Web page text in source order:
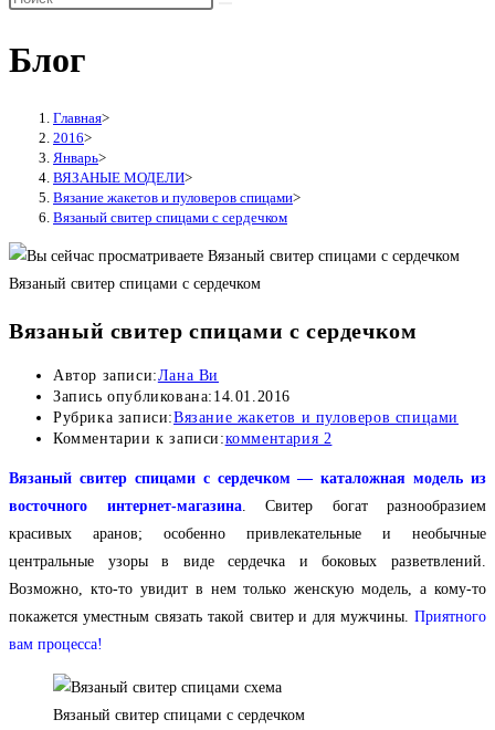
Блог
Главная>
2016>
Январь>
ВЯЗАНЫЕ МОДЕЛИ>
Вязание жакетов и пуловеров спицами>
Вязаный свитер спицами с сердечком
Вязаный свитер спицами с сердечком
Вязаный свитер спицами с сердечком
Автор записи:Лана Ви
Запись опубликована: 14.01.2016
Рубрика записи:Вязание жакетов и пуловеров спицами
Комментарии к записи:комментария 2
Вязаный свитер спицами с сердечком — каталожная модель из
восточного интернет-магазина. Свитер богат разнообразием
красивых аранов; особенно привлекательные и необычные
центральные узоры в виде сердечка и боковых разветвлений.
Возможно, кто-то увидит в нем только женскую модель, а кому-то
покажется уместным связать такой свитер и для мужчины. Приятного
вам процесса!
Вязаный свитер спицами с сердечком